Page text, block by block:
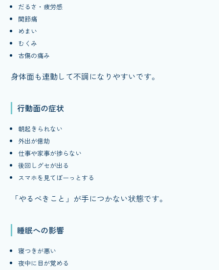
だるさ・疲労感
関節痛
めまい
むくみ
古傷の痛み
身体面も連動して不調になりやすいです。
行動面の症状
朝起きられない
外出が億劫
仕事や家事が捗らない
後回しグセが出る
スマホを見てぼーっとする
「やるべきこと」が手につかない状態です。
睡眠への影響
寝つきが悪い
夜中に目が覚める